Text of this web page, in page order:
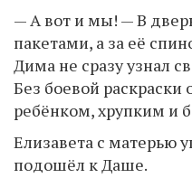
— А вот и мы! — В
пакетами, а за её
Дима не сразу узнал
Без боевой раскраски
ребёнком, хрупким и
Елизавета с матерью
подошёл к Даше.